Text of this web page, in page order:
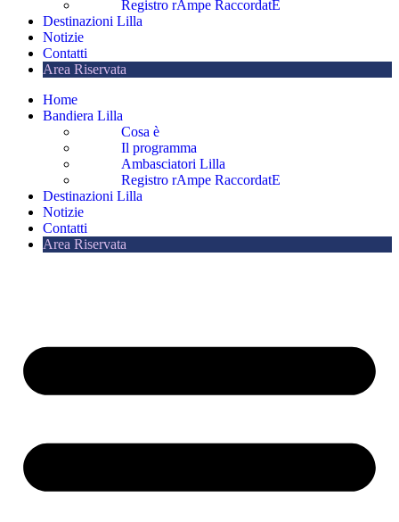
Registro rAmpe RaccordatE
Destinazioni Lilla
Notizie
Contatti
Area Riservata
Home
Bandiera Lilla
Cosa è
Il programma
Ambasciatori Lilla
Registro rAmpe RaccordatE
Destinazioni Lilla
Notizie
Contatti
Area Riservata